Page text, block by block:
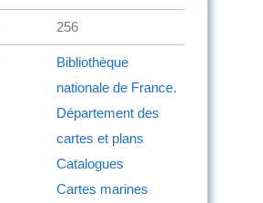
256
Bibliothèque
nationale de France.
Département des
cartes et plans
Catalogues
Cartes marines